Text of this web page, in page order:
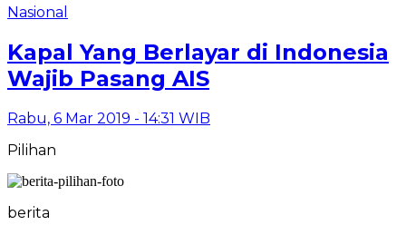
Nasional
Kapal Yang Berlayar di Indonesia
Wajib Pasang AIS
Rabu, 6 Mar 2019 - 14:31 WIB
Pilihan
berita